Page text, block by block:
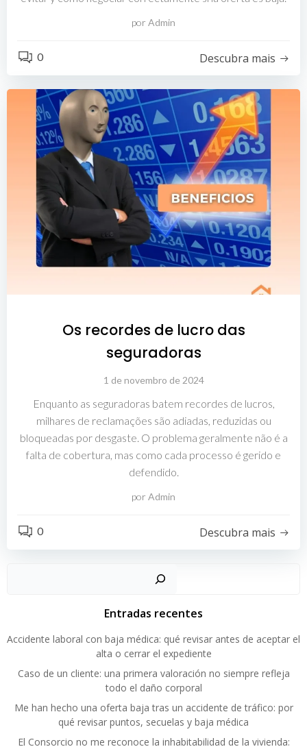
por Admin
0 Descubra mais
Os recordes de lucro das
seguradoras
1 de novembro de 2024
Enquanto as seguradoras batem recordes de lucros,
milhares de reclamações são adiadas, reduzidas ou
bloqueadas por desgaste. O problema geralmente não é a
falta de cobertura, mas como cada processo é gerido e
defendido.
por Admin
0 Descubra mais
Pesquisar
Entradas recentes
Accidente laboral con baja médica: qué revisar antes de aceptar el
alta o cerrar el expediente
Caso de un cliente: una primera valoración no siempre refleja
todo el daño corporal
Me han hecho una oferta baja tras un accidente de tráfico: por
qué revisar puntos, secuelas y baja médica
El Consorcio no me reconoce la inhabitabilidad de la vivienda: